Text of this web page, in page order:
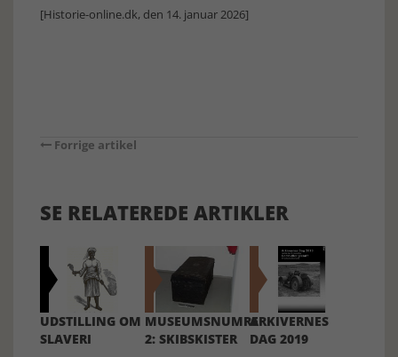
[Historie-online.dk, den 14. januar 2026]
Forrige artikel
SE RELATEREDE ARTIKLER
UDSTILLING OM
SLAVERI
MUSEUMSNUMRE
2: SKIBSKISTER
ARKIVERNES
DAG 2019